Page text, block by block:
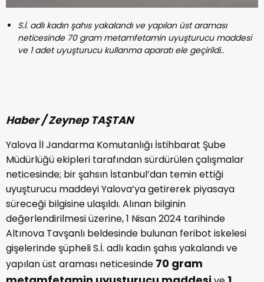
S.İ. adlı kadın şahıs yakalandı ve yapılan üst araması
neticesinde 70 gram metamfetamin uyuşturucu maddesi
ve 1 adet uyuşturucu kullanma aparatı ele geçirildi..
Haber / Zeynep TAŞTAN
Yalova İl Jandarma Komutanlığı İstihbarat Şube
Müdürlüğü ekipleri tarafından sürdürülen çalışmalar
neticesinde; bir şahsın İstanbul’dan temin ettiği
uyuşturucu maddeyi Yalova’ya getirerek piyasaya
süreceği bilgisine ulaşıldı. Alınan bilginin
değerlendirilmesi üzerine, 1 Nisan 2024 tarihinde
Altınova Tavşanlı beldesinde bulunan feribot iskelesi
gişelerinde şüpheli S.İ. adlı kadın şahıs yakalandı ve
yapılan üst araması neticesinde 70 gram